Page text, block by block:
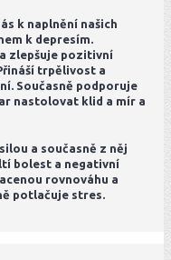
k naplnění našich
k depresím.
zlepšuje pozitivní
trpělivost a
Současně podporuje
nastolovat klid a mír a
a současně z něj
bolest a negativní
rovnováhu a
potlačuje stres.